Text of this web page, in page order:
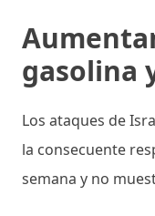
gasolina
Los ataques de
la consecuente
semana y no